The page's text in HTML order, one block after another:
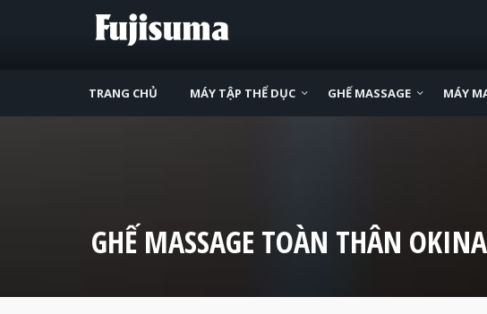
TRANG CHỦ MÁY TẬP THỂ DỤC GHẾ MASSAGE MÁY
GHẾ MASSAGE TOÀN THÂN